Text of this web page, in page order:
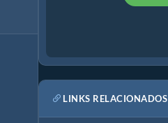
LINKS RELACIONADOS